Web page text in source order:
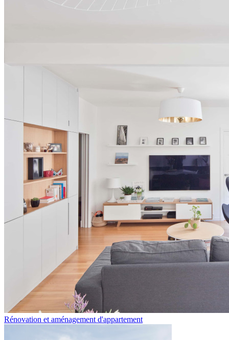
Rénovation et aménagement d'appartement